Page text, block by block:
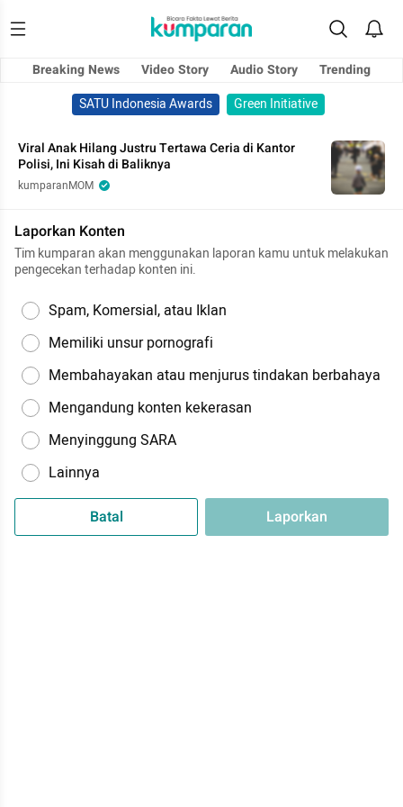
Breaking News Video Story Audio Story
Trending
SATU Indonesia Awards
Green Initiative
Viral Anak Hilang Justru Tertawa Ceria di Kantor
Polisi, Ini Kisah di Baliknya
kumparanMOM
Laporkan Konten
Tim kumparan akan menggunakan laporan kamu untuk melakukan
pengecekan terhadap konten ini.
Spam, Komersial, atau Iklan
Memiliki unsur pornografi
Membahayakan atau menjurus tindakan berbahaya
Mengandung konten kekerasan
Menyinggung SARA
Lainnya
Batal Laporkan